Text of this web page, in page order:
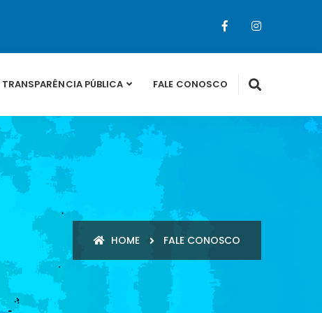
TRANSPARÊNCIA PÚBLICA FALE CONOSCO
HOME FALE CONOSCO